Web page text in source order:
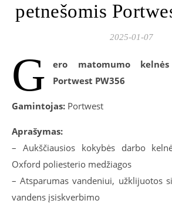
petnešomis
2025-01-07
G
ero matomumo
Portwest PW356
Gamintojas: Portwest
Aprašymas:
– Aukščiausios kokybės darbo
Oxford poliesterio medžiagos
– Atsparumas vandeniui, užklijuotos
vandens įsiskverbimo